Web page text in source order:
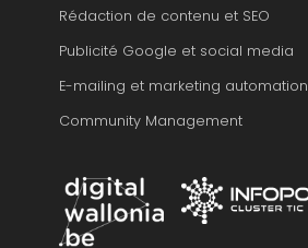
Rédaction de contenu et SEO
Publicité Google et social media
E-mailing et marketing automation
Community Management